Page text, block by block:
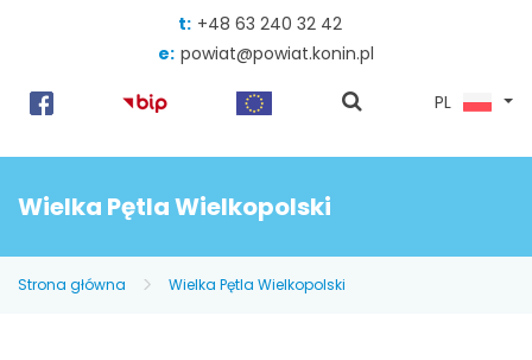
t: +48 63 240 32 42
e: powiat@powiat.konin.pl
pokaż
PL
Wielka Pętla Wielkopolski
Strona główna Wielka Pętla Wielkopolski